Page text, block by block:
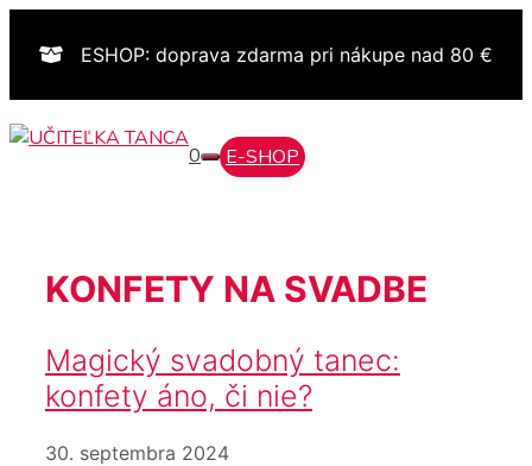
ESHOP: doprava zdarma pri nákupe nad 80 €
E-SHOP
0
KONFETY NA SVADBE
Magický svadobný tanec:
konfety áno, či nie?
30. septembra 2024